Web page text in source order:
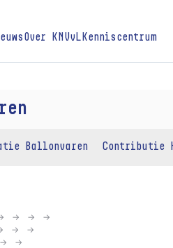
Over KNVvL Kenniscentrum
Ballonvaren Contributie